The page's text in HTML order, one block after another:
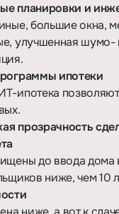
планировки и
большие окна,
улучшенная шумо-
ипотеки
ипотека
прозрачность
до ввода дома
ниже, чем 10